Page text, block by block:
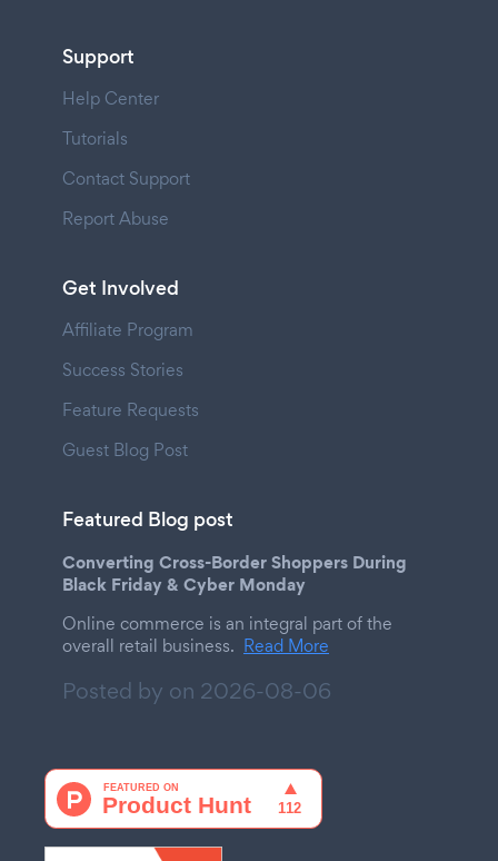
Support
Help Center
Tutorials
Contact Support
Report Abuse
Get Involved
Affiliate Program
Success Stories
Feature Requests
Guest Blog Post
Featured Blog post
Converting Cross-Border Shoppers During
Black Friday & Cyber Monday
Online commerce is an integral part of the
overall retail business. Read More
Posted by on 2026-08-06